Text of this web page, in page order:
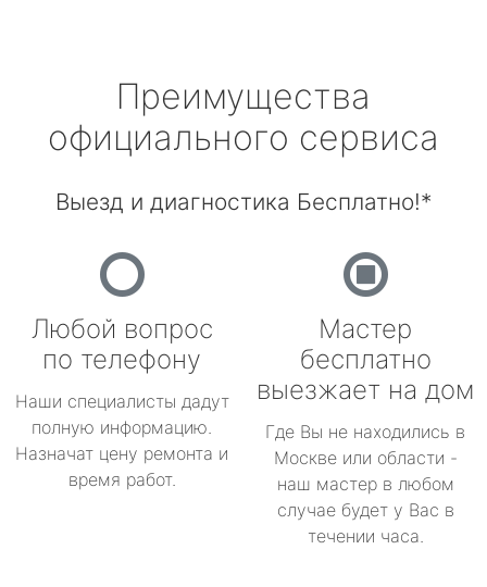
Преимущества
официального сервиса
Выезд и диагностика Бесплатно!*
Любой вопрос
по телефону
Наши специалисты дадут
полную информацию.
Назначат цену ремонта и
время работ.
Мастер
бесплатно
выезжает на дом
Где Вы не находились в
Москве или области -
наш мастер в любом
случае будет у Вас в
течении часа.